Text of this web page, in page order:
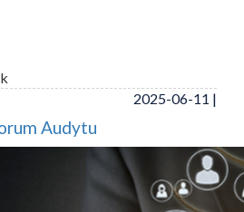
2025-06-11 |
Audytu